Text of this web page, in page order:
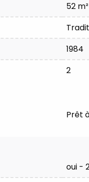
52 m²
1984
2
Prêt
oui -